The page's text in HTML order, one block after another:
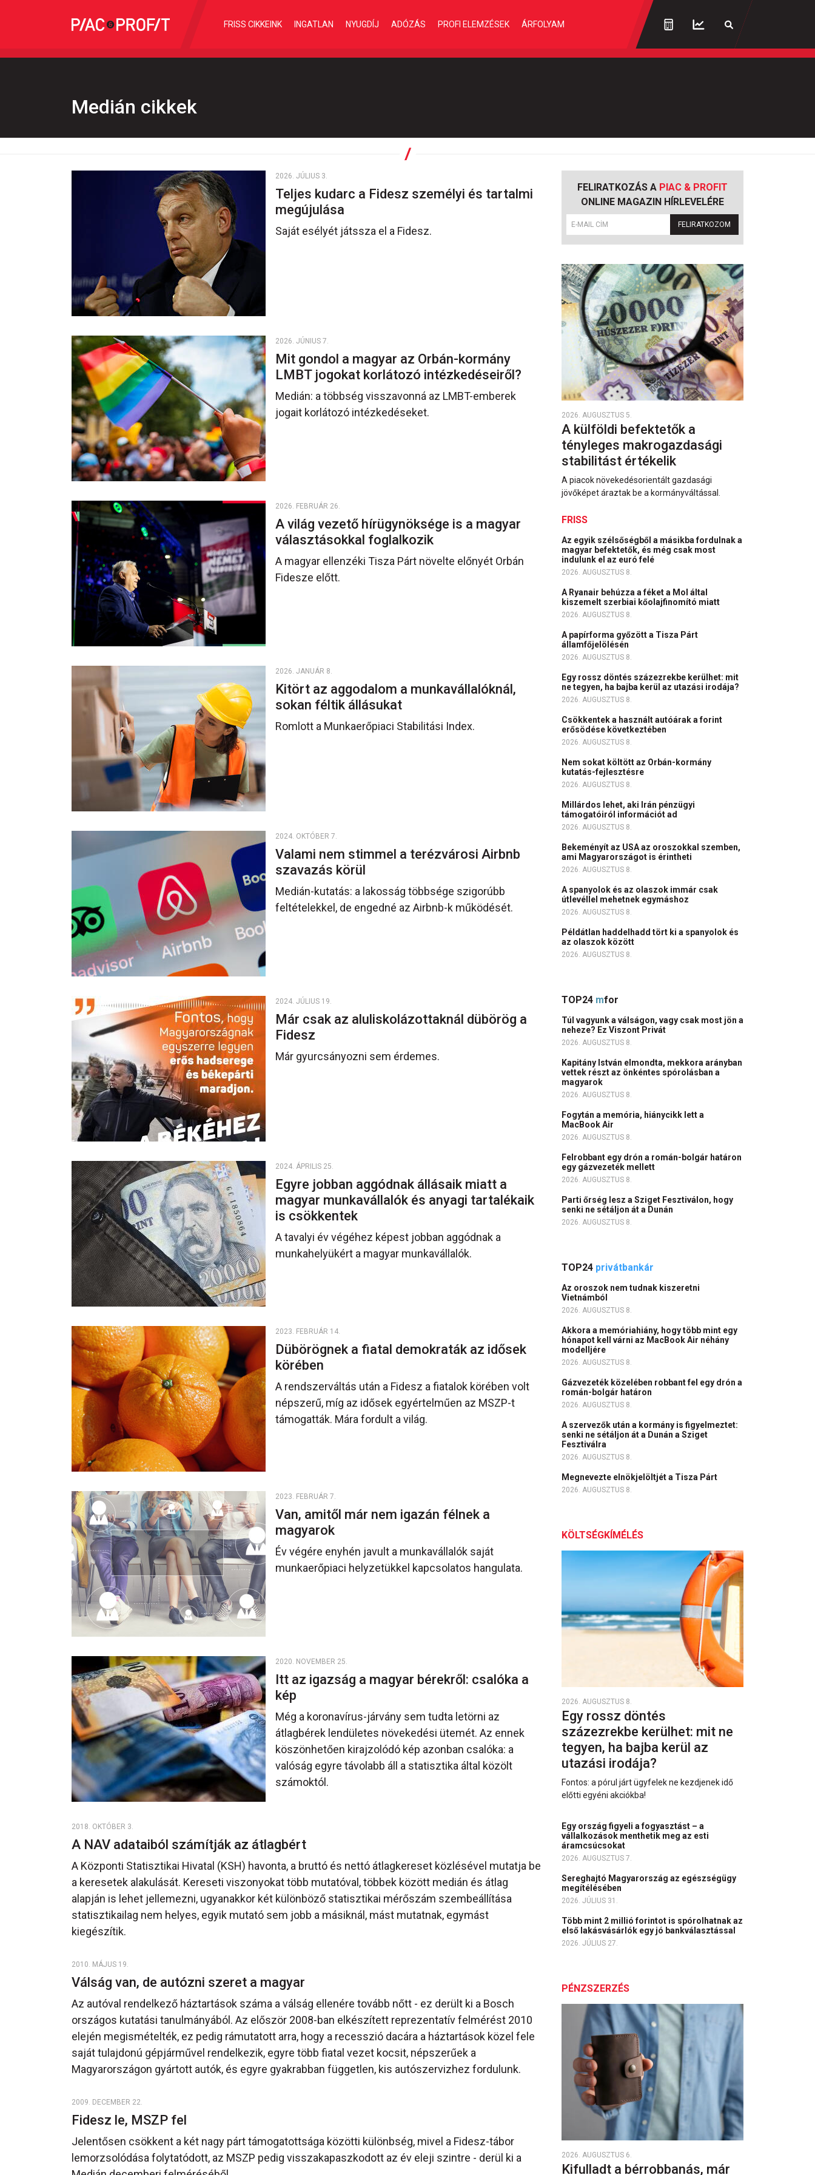
FRISS CIKKEINK INGATLAN NYUGDÍJ ADÓZÁS PROFI ELEMZÉSEK ÁRFOLYAM
Medián cikkek
2026. JÚLIUS 3.
Teljes kudarc a Fidesz személyi és tartalmi
megújulása
Saját esélyét játssza el a Fidesz.
2026. JÚNIUS 7.
Mit gondol a magyar az Orbán-kormány
LMBT jogokat korlátozó intézkedéseiről?
Medián: a többség visszavonná az LMBT-emberek
jogait korlátozó intézkedéseket.
2026. FEBRUÁR 26.
A világ vezető hírügynöksége is a magyar
választásokkal foglalkozik
A magyar ellenzéki Tisza Párt növelte előnyét Orbán
Fidesze előtt.
2026. JANUÁR 8.
Kitört az aggodalom a munkavállalóknál,
sokan féltik állásukat
Romlott a Munkaerőpiaci Stabilitási Index.
2024. OKTÓBER 7.
Valami nem stimmel a terézvárosi Airbnb
szavazás körül
Medián-kutatás: a lakosság többsége szigorúbb
feltételekkel, de engedné az Airbnb-k működését.
2024. JÚLIUS 19.
Már csak az aluliskolázottaknál dübörög a
Fidesz
Már gyurcsányozni sem érdemes.
2024. ÁPRILIS 25.
Egyre jobban aggódnak állásaik miatt a
magyar munkavállalók és anyagi tartalékaik
is csökkentek
A tavalyi év végéhez képest jobban aggódnak a
munkahelyükért a magyar munkavállalók.
2023. FEBRUÁR 14.
Dübörögnek a fiatal demokraták az idősek
körében
A rendszerváltás után a Fidesz a fiatalok körében volt
népszerű, míg az idősek egyértelműen az MSZP-t
támogatták. Mára fordult a világ.
2023. FEBRUÁR 7.
Van, amitől már nem igazán félnek a
magyarok
Év végére enyhén javult a munkavállalók saját
munkaerőpiaci helyzetükkel kapcsolatos hangulata.
2020. NOVEMBER 25.
Itt az igazság a magyar bérekről: csalóka a
kép
Még a koronavírus-járvány sem tudta letörni az
átlagbérek lendületes növekedési ütemét. Az ennek
köszönhetően kirajzolódó kép azonban csalóka: a
valóság egyre távolabb áll a statisztika által közölt
számoktól.
2018. OKTÓBER 3.
A NAV adataiból számítják az átlagbért
A Központi Statisztikai Hivatal (KSH) havonta, a bruttó és nettó átlagkereset közlésével mutatja be
a keresetek alakulását. Kereseti viszonyokat több mutatóval, többek között medián és átlag
alapján is lehet jellemezni, ugyanakkor két különböző statisztikai mérőszám szembeállítása
statisztikailag nem helyes, egyik mutató sem jobb a másiknál, mást mutatnak, egymást
kiegészítik.
2010. MÁJUS 19.
Válság van, de autózni szeret a magyar
Az autóval rendelkező háztartások száma a válság ellenére tovább nőtt - ez derült ki a Bosch
országos kutatási tanulmányából. Az először 2008-ban elkészített reprezentatív felmérést 2010
elején megismételték, ez pedig rámutatott arra, hogy a recesszió dacára a háztartások közel fele
saját tulajdonú gépjárművel rendelkezik, egyre több fiatal vezet kocsit, népszerűek a
Magyarországon gyártott autók, és egyre gyakrabban független, kis autószervizhez fordulunk.
2009. DECEMBER 22.
Fidesz le, MSZP fel
Jelentősen csökkent a két nagy párt támogatottsága közötti különbség, mivel a Fidesz-tábor
lemorzsolódása folytatódott, az MSZP pedig visszakapaszkodott az év eleji szintre - derül ki a
FELIRATKOZÁS A PIAC & PROFIT
ONLINE MAGAZIN HÍRLEVELÉRE
FELIRATKOZOM
2026. AUGUSZTUS 5.
A külföldi befektetők a
tényleges makrogazdasági
stabilitást értékelik
A piacok növekedésorientált gazdasági
jövőképet áraztak be a kormányváltással.
FRISS
Az egyik szélsőségből a másikba fordulnak a
magyar befektetők, és még csak most
indulunk el az euró felé
2026. AUGUSZTUS 8.
A Ryanair behúzza a féket a Mol által
kiszemelt szerbiai kőolajfinomító miatt
2026. AUGUSZTUS 8.
A papírforma győzött a Tisza Párt
államfőjelölésén
2026. AUGUSZTUS 8.
Egy rossz döntés százezrekbe kerülhet: mit
ne tegyen, ha bajba kerül az utazási irodája?
2026. AUGUSZTUS 8.
Csökkentek a használt autóárak a forint
erősödése következtében
2026. AUGUSZTUS 8.
Nem sokat költött az Orbán-kormány
kutatás-fejlesztésre
2026. AUGUSZTUS 8.
Millárdos lehet, aki Irán pénzügyi
támogatóiról információt ad
2026. AUGUSZTUS 8.
Bekeményít az USA az oroszokkal szemben,
ami Magyarországot is érintheti
2026. AUGUSZTUS 8.
A spanyolok és az olaszok immár csak
útlevéllel mehetnek egymáshoz
2026. AUGUSZTUS 8.
Példátlan haddelhadd tört ki a spanyolok és
az olaszok között
2026. AUGUSZTUS 8.
TOP24 mfor
Túl vagyunk a válságon, vagy csak most jön a
neheze? Ez Viszont Privát
2026. AUGUSZTUS 8.
Kapitány István elmondta, mekkora arányban
vettek részt az önkéntes spórolásban a
magyarok
2026. AUGUSZTUS 8.
Fogytán a memória, hiánycikk lett a
MacBook Air
2026. AUGUSZTUS 8.
Felrobbant egy drón a román-bolgár határon
egy gázvezeték mellett
2026. AUGUSZTUS 8.
Parti őrség lesz a Sziget Fesztiválon, hogy
senki ne sétáljon át a Dunán
2026. AUGUSZTUS 8.
TOP24 privátbankár
Az oroszok nem tudnak kiszeretni
Vietnámból
2026. AUGUSZTUS 8.
Akkora a memóriahiány, hogy több mint egy
hónapot kell várni az MacBook Air néhány
modelljére
2026. AUGUSZTUS 8.
Gázvezeték közelében robbant fel egy drón a
román-bolgár határon
2026. AUGUSZTUS 8.
A szervezők után a kormány is figyelmeztet:
senki ne sétáljon át a Dunán a Sziget
Fesztiválra
2026. AUGUSZTUS 8.
Megnevezte elnökjelöltjét a Tisza Párt
2026. AUGUSZTUS 8.
KÖLTSÉGKÍMÉLÉS
2026. AUGUSZTUS 8.
Egy rossz döntés
százezrekbe kerülhet: mit ne
tegyen, ha bajba kerül az
utazási irodája?
Fontos: a pórul járt ügyfelek ne kezdjenek idő
előtti egyéni akciókba!
Egy ország figyeli a fogyasztást – a
vállalkozások menthetik meg az esti
áramcsúcsokat
2026. AUGUSZTUS 7.
Sereghajtó Magyarország az egészségügy
megítélésében
2026. JÚLIUS 31.
Több mint 2 millió forintot is spórolhatnak az
első lakásvásárlók egy jó bankválasztással
2026. JÚLIUS 27.
PÉNZSZERZÉS
2026. AUGUSZTUS 6.
Kifulladt a bérrobbanás, már